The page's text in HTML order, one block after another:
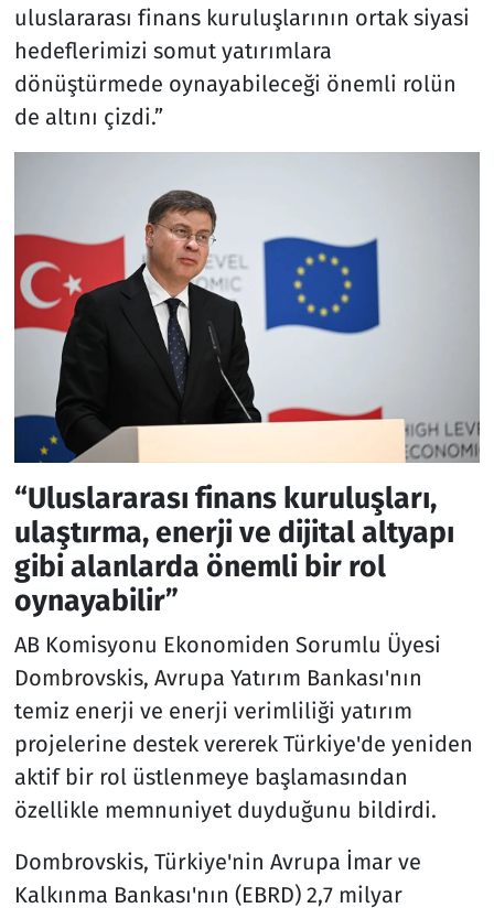
uluslararası finans kuruluşlarının ortak siyasi
hedeflerimizi somut yatırımlara
dönüştürmede oynayabileceği önemli rolün
de altını çizdi.”
“Uluslararası finans kuruluşları,
ulaştırma, enerji ve dijital altyapı
gibi alanlarda önemli bir rol
oynayabilir”
AB Komisyonu Ekonomiden Sorumlu Üyesi
Dombrovskis, Avrupa Yatırım Bankası'nın
temiz enerji ve enerji verimliliği yatırım
projelerine destek vererek Türkiye'de yeniden
aktif bir rol üstlenmeye başlamasından
özellikle memnuniyet duyduğunu bildirdi.
Dombrovskis, Türkiye'nin Avrupa İmar ve
Kalkınma Bankası'nın (EBRD) 2,7 milyar